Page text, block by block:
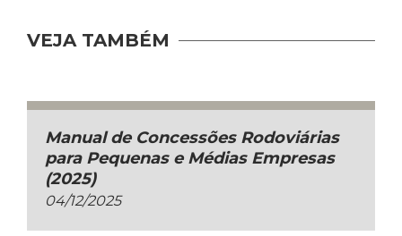
VEJA TAMBÉM
Manual de Concessões Rodoviárias
para Pequenas e Médias Empresas
(2025)
04/12/2025